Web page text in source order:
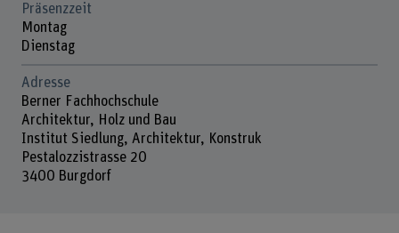
Präsenzzeit
Montag
Dienstag
Adresse
Berner Fachhochschule
Architektur, Holz und Bau
Institut Siedlung, Architektur, Konstruk
Pestalozzistrasse 20
3400 Burgdorf